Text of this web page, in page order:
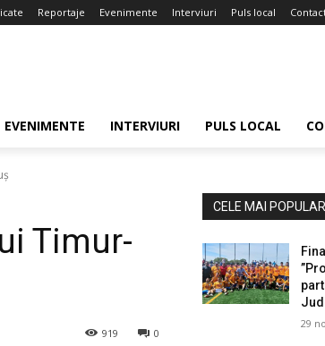
Reportaje Evenimente Interviuri Puls local
EVENIMENTE INTERVIURI PULS LOCAL
Timur-
0
919
CELE MAI
29